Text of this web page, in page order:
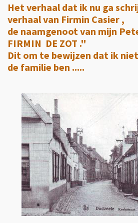
Het verhaal dat ik nu ga
verhaal van Firmin Casier ,
de naamgenoot van mijn
FIRMIN DE ZOT ."
Dit om te bewijzen dat ik
de familie ben .....